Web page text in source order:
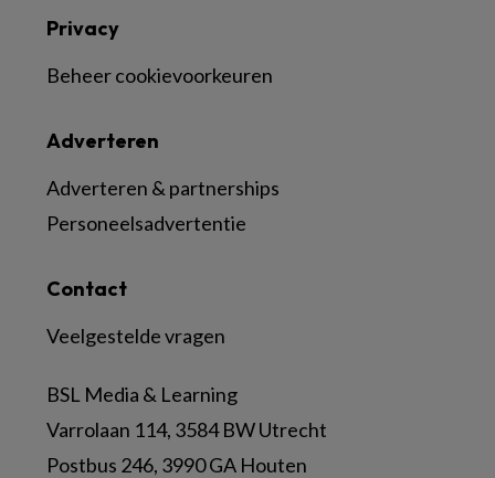
Contact
Veelgestelde vragen
BSL Media & Learning
Varrolaan 114, 3584 BW Utrecht
Postbus 246, 3990 GA Houten
Adverteren
Adverteren & partnerships
Personeelsadvertentie
Privacy
Beheer cookievoorkeuren